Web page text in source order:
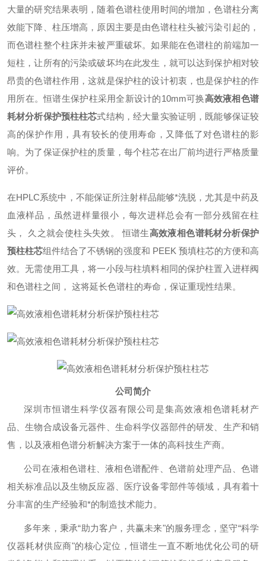
大量的研究结果表明，随着色谱柱使用时间的增加，色谱柱分离
效能下降、柱压增高，原因主要是由色谱柱柱头被污染引起的，
而色谱柱整个柱床并未被严重破坏。如果能在色谱柱的前端加一
短柱，让所有的污染或破坏均在此发生，就可以达到保护相对较
昂贵的色谱柱作用，这就是保护柱的设计初衷，也是保护柱的作
用所在。恒谱生保护柱采用全新设计的10mm可换高效液相色谱
耗材分析保护预柱柱芯式结构，经大量实验证明，既能够保证较
高的保护作用，具有较长的使用寿命，又降低了对色谱柱的影
响。为了保证保护柱的质量，每个柱芯在出厂前均进行严格质量
评价。
在HPLC系统中，不能保证所注射样品能够*洗脱，尤其是中药及
血液样品，虽然进样量很小，每次进样总会有一部分残留在柱
头， 久之就会使柱头失效。 恒谱生高效液相色谱耗材分析保护
预柱柱芯组件结合了不锈钢的强度和 PEEK 预填柱芯的方便和高
效。无需使用工具，将一小段与柱填料相同的保护柱置入进样阀
和色谱柱之间， 这将延长色谱柱的寿命，保证重现性结果。
公司简介
深圳市恒谱生科学仪器有限公司是集高效液相色谱耗材产
品、生物合成设备元器件、生命科学仪器部件的研发、生产和销
售，以及液相色谱分析解决方案于一体的高科技生产商。
公司在液相色谱柱、液相色谱配件、色谱前处理产品、色谱
相关标准品以及生物反应器、医疗设备零部件等领域，具有着十
分丰富的生产经验和*的制造技术能力。
多年来，秉承“助力客户，共赢未来"的服务理念，坚守“科学
仪器耗材供应商"的核心定位，恒谱生一直不断地优化公司的研